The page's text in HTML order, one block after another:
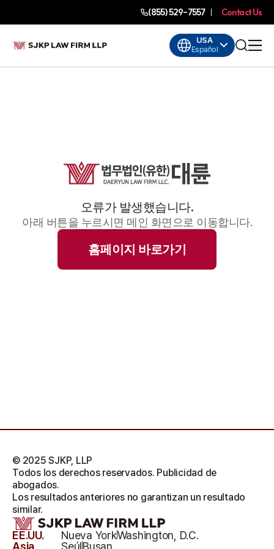
(855) 529-7557 Contact Us
USA
Español
오류가 발생했습니다.
아래 버튼을 누르시면 메인 화면으로 이동합니다.
홈페이지 바로가기
EE.UU. Nueva YorkWashington, D.C.
© 2025 SJKP, LLP
Todos los derechos reservados. Publicidad de
abogados.
Los resultados anteriores no garantizan un resultado
similar.